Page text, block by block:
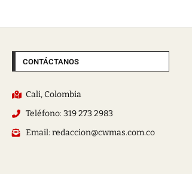
CONTÁCTANOS
Cali, Colombia
Teléfono: 319 273 2983
Email: redaccion@cwmas.com.co